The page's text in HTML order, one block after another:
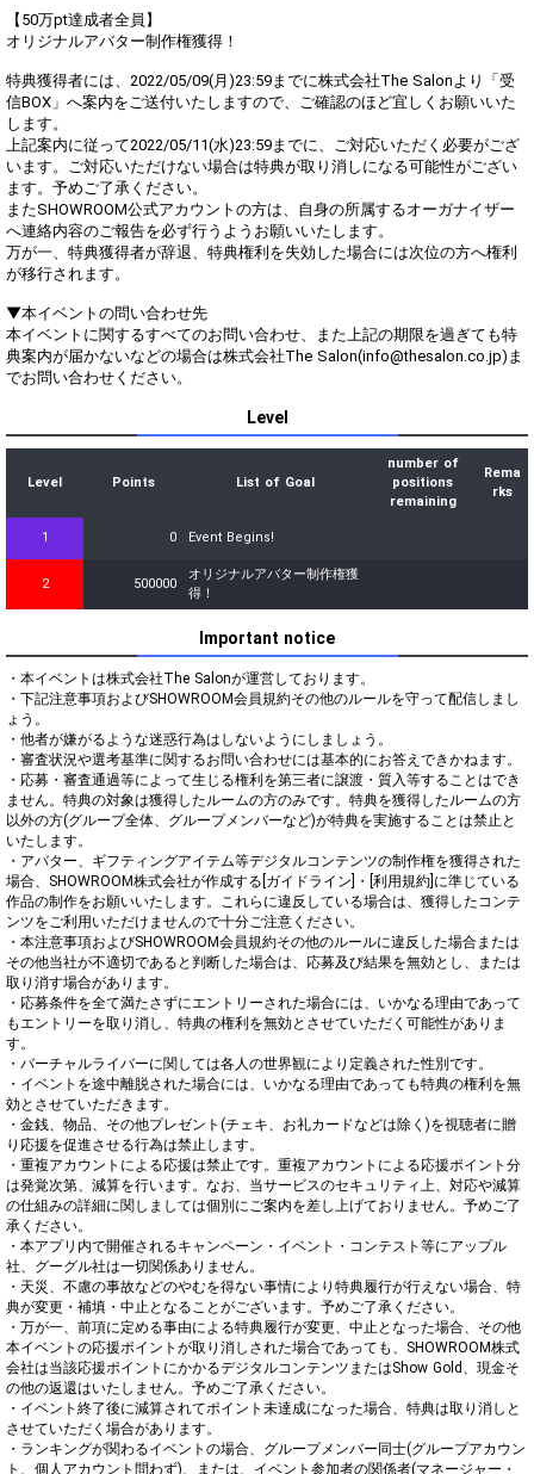
【50万pt達成者全員】
オリジナルアバター制作権獲得！
特典獲得者には、2022/05/09(月)23:59までに株式会社The Salonより「受
信BOX」へ案内をご送付いたしますので、ご確認のほど宜しくお願いいた
します。
上記案内に従って2022/05/11(水)23:59までに、ご対応いただく必要がござ
います。ご対応いただけない場合は特典が取り消しになる可能性がござい
ます。予めご了承ください。
またSHOWROOM公式アカウントの方は、自身の所属するオーガナイザー
へ連絡内容のご報告を必ず行うようお願いいたします。
万が一、特典獲得者が辞退、特典権利を失効した場合には次位の方へ権利
が移行されます。
▼本イベントの問い合わせ先
本イベントに関するすべてのお問い合わせ、また上記の期限を過ぎても特
典案内が届かないなどの場合は株式会社The Salon(info@thesalon.co.jp)ま
でお問い合わせください。
Level
Level Points List of Goal
number of
positions
remaining
Rema
rks
1 0 Event Begins!
2 500000
オリジナルアバター制作権獲
得！
Important notice
・本イベントは株式会社The Salonが運営しております。
・下記注意事項およびSHOWROOM会員規約その他のルールを守って配信しまし
ょう。
・他者が嫌がるような迷惑行為はしないようにしましょう。
・審査状況や選考基準に関するお問い合わせには基本的にお答えできかねます。
・応募・審査通過等によって生じる権利を第三者に譲渡・質入等することはでき
ません。特典の対象は獲得したルームの方のみです。特典を獲得したルームの方
以外の方(グループ全体、グループメンバーなど)が特典を実施することは禁止と
いたします。
・アバター、ギフティングアイテム等デジタルコンテンツの制作権を獲得された
場合、SHOWROOM株式会社が作成する[ガイドライン]・[利用規約]に準じている
作品の制作をお願いいたします。これらに違反している場合は、獲得したコンテ
ンツをご利用いただけませんので十分ご注意ください。
・本注意事項およびSHOWROOM会員規約その他のルールに違反した場合または
その他当社が不適切であると判断した場合は、応募及び結果を無効とし、または
取り消す場合があります。
・応募条件を全て満たさずにエントリーされた場合には、いかなる理由であって
もエントリーを取り消し、特典の権利を無効とさせていただく可能性がありま
す。
・バーチャルライバーに関しては各人の世界観により定義された性別です。
・イベントを途中離脱された場合には、いかなる理由であっても特典の権利を無
効とさせていただきます。
・金銭、物品、その他プレゼント(チェキ、お礼カードなどは除く)を視聴者に贈
り応援を促進させる行為は禁止します。
・重複アカウントによる応援は禁止です。重複アカウントによる応援ポイント分
は発覚次第、減算を行います。なお、当サービスのセキュリティ上、対応や減算
の仕組みの詳細に関しましては個別にご案内を差し上げておりません。予めご了
承ください。
・本アプリ内で開催されるキャンペーン・イベント・コンテスト等にアップル
社、グーグル社は一切関係ありません。
・天災、不慮の事故などのやむを得ない事情により特典履行が行えない場合、特
典が変更・補填・中止となることがございます。予めご了承ください。
・万が一、前項に定める事由による特典履行が変更、中止となった場合、その他
本イベントの応援ポイントが取り消しされた場合であっても、SHOWROOM株式
会社は当該応援ポイントにかかるデジタルコンテンツまたはShow Gold、現金そ
の他の返還はいたしません。予めご了承ください。
・イベント終了後に減算されてポイント未達成になった場合、特典は取り消しと
させていただく場合があります。
・ランキングが関わるイベントの場合、グループメンバー同士(グループアカウン
ト、個人アカウント問わず)、または、イベント参加者の関係者(マネージャー・